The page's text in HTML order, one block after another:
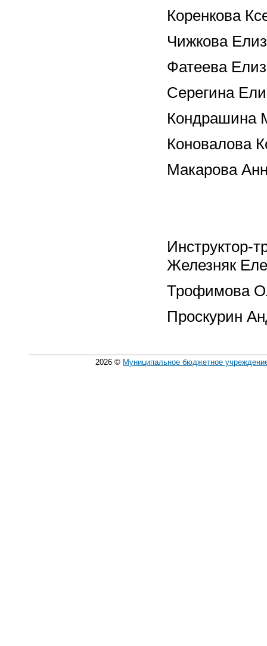
Коренкова
Чижкова
Фатеева
Серегина
Кондрашина
Коновалова
Макарова
Железняк
Трофимова
Проскурин
2026 © Муниципальное бюджетное